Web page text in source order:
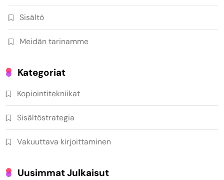
Sisältö
Meidän tarinamme
Kategoriat
Kopiointitekniikat
Sisältöstrategia
Vakuuttava kirjoittaminen
Uusimmat Julkaisut